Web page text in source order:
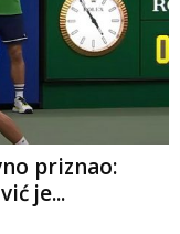
priznao:
je...